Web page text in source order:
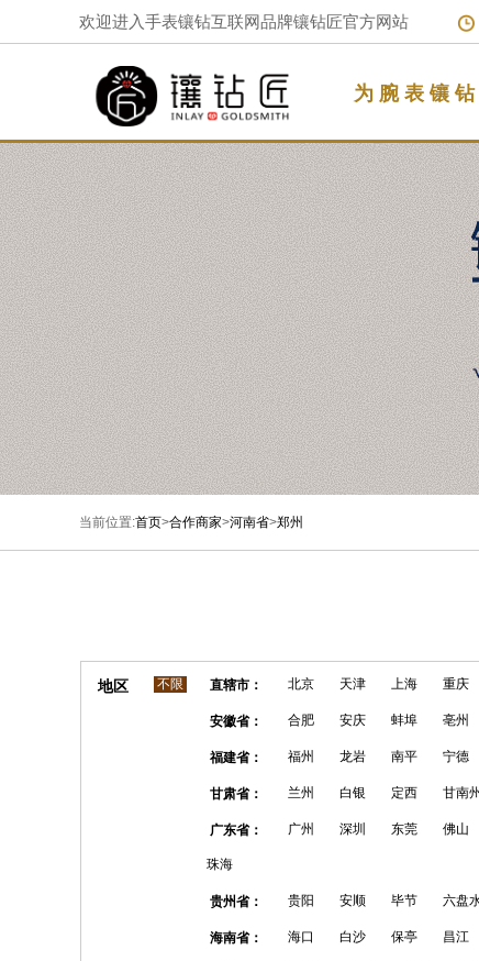
欢迎进入手表镶钻互联网品牌镶钻匠官方网站
为 腕 表 镶
当前位置:首页>合作商家>河南省>郑州
地区 不限 直辖市： 北京 天津 上海 重庆
安徽省： 合肥 安庆 蚌埠 亳州
福建省： 福州 龙岩 南平 宁德
甘肃省： 兰州 白银 定西 甘南州
广东省： 广州 深圳 东莞 佛山
珠海
贵州省： 贵阳 安顺 毕节 六盘
海南省： 海口 白沙 保亭 昌江